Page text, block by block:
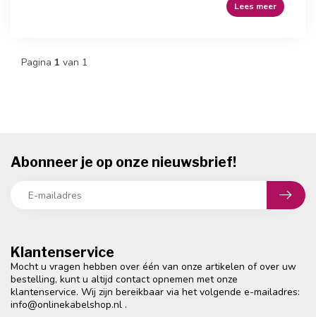
Lees meer
Pagina 1 van 1
Klantenservice
Mocht u vragen hebben over één van onze artikelen of over uw
bestelling, kunt u altijd contact opnemen met onze
klantenservice. Wij zijn bereikbaar via het volgende e-mailadres:
info@onlinekabelshop.nl .
Abonneer je op onze nieuwsbrief!